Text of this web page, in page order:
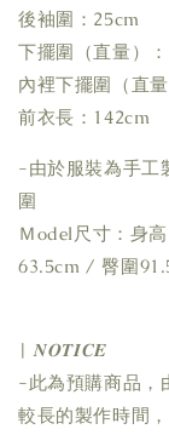
後袖圍：25cm
下擺圍（直量）
內裡下擺圍（直
前衣長：142cm
-由於服裝為手工
圍
Ｍodel尺寸：身
63.5cm / 臀圍
| 𝑵𝑶𝑻𝑰𝑪𝑬
-此為預購商品，
較長的製作時間